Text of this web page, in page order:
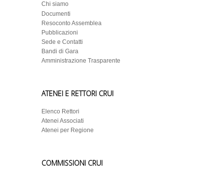
Chi siamo
Documenti
Resoconto Assemblea
Pubblicazioni
Sede e Contatti
Bandi di Gara
Amministrazione Trasparente
ATENEI E RETTORI CRUI
Elenco Rettori
Atenei Associati
Atenei per Regione
COMMISSIONI CRUI